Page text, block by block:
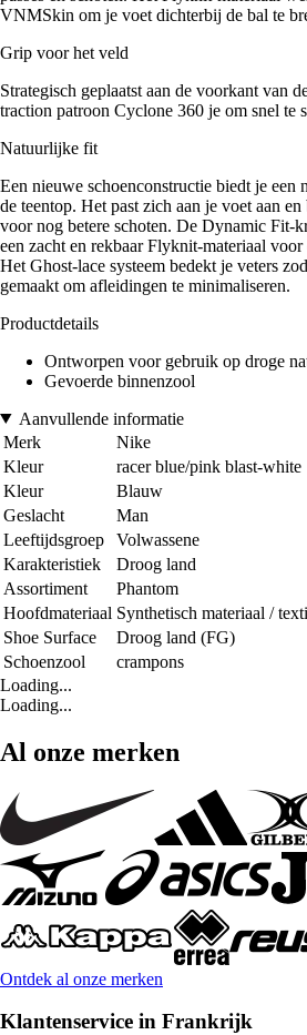
VNMSkin om je voet dichterbij de bal te
Grip voor het veld
Strategisch geplaatst aan de voorkant van
traction patroon Cyclone 360 je om snel te
Natuurlijke fit
Een nieuwe schoenconstructie biedt je
de teentop. Het past zich aan je voet aan
voor nog betere schoten. De Dynamic Fit-
een zacht en rekbaar Flyknit-materiaal
Het Ghost-lace systeem bedekt je veters
gemaakt om afleidingen te minimaliseren.
Productdetails
Ontworpen voor gebruik op droge
Gevoerde binnenzool
Aanvullende informatie
Merk
Nike
Kleur
racer blue/pink blast-white
Kleur
Blauw
Geslacht
Man
Leeftijdsgroep
Volwassene
Karakteristiek
Droog land
Assortiment
Phantom
Hoofdmateriaal Synthetisch materiaal /
Shoe Surface
Droog land (FG)
Schoenzool
crampons
Loading...
Loading...
Al onze merken
Ontdek al onze merken
Klantenservice in Frankrijk